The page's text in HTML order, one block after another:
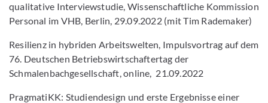
qualitative Interviewstudie, Wissenschaftliche Kommission
Personal im VHB, Berlin, 29.09.2022 (mit Tim Rademaker)
Resilienz in hybriden Arbeitswelten, Impulsvortrag auf dem
76. Deutschen Betriebswirtschaftertag der
Schmalenbachgesellschaft, online, 21.09.2022
PragmatiKK: Studiendesign und erste Ergebnisse einer